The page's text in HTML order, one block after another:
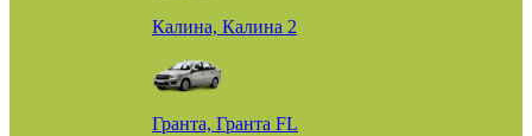
Калина, Калина 2
Гранта, Гранта FL